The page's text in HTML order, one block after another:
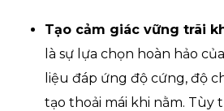
Tạo cảm giác vững trãi
là sự lựa chọn hoàn hảo
liệu đáp ứng độ cứng, độ
tạo thoải mái khi nằm. Tùy